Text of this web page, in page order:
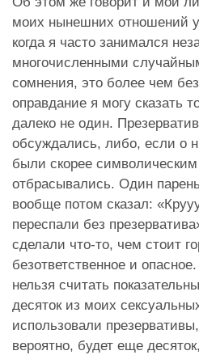
моих нынешних отношений
когда я часто занимался
многочисленными
сомнения, это более чем
оправдание я могу сказать
далеко не один.
обсуждались, либо, если о
были скорее
отбрасывались. Один
вообще потом сказал:
переспали без
сделали что-то, чем стоит
безответственное и
нельзя считать
десяток из моих
использовали
вероятно, будет еще